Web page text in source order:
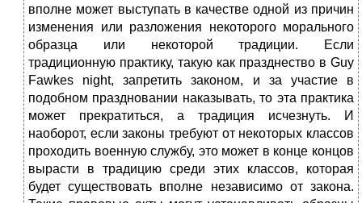
вполне может выступать в качестве одной из причин
изменения или разложения некоторого морального
образца или некоторой традиции. Если
традиционную практику, такую как празднество в Guy
Fawkes night, запретить законом, и за участие в
подобном праздновании наказывать, то эта практика
может прекратиться, а традиция исчезнуть. И
наоборот, если законы требуют от некоторых классов
проходить военную службу, это может в конце концов
вырасти в традицию среди этих классов, которая
будет существовать вполне независимо от закона.